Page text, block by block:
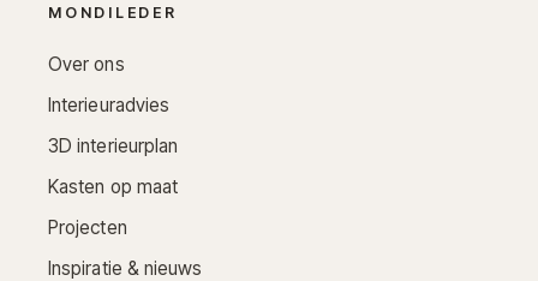
MONDILEDER
Over ons
Interieuradvies
3D interieurplan
Kasten op maat
Projecten
Inspiratie & nieuws